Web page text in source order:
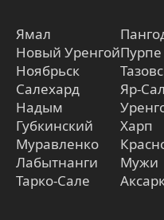
Ямал
Новый Уренгой
Ноябрьск
Салехард
Надым
Губкинский
Муравленко
Лабытнанги
Тарко-Сале
Пурпе
Яр-
Харп
Мужи